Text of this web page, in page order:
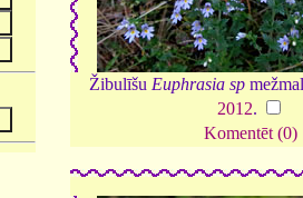
Žibulīšu Euphrasia sp
2012.
Komentēt (0)